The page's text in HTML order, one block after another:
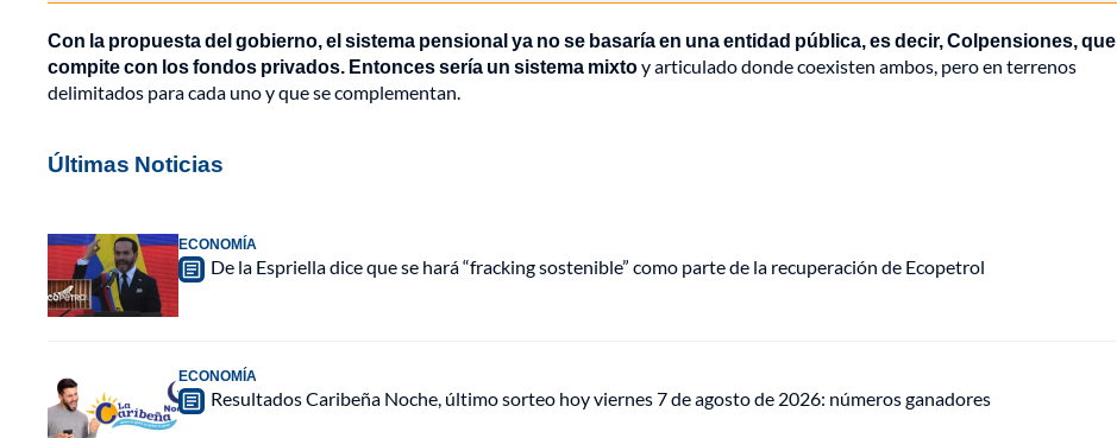
Con la propuesta del gobierno, el sistema pensional ya no se basaría en una entidad pública, es decir, Colpensiones, que
compite con los fondos privados. Entonces sería un sistema mixtoy articulado donde coexisten ambos, pero en terrenos
delimitados para cada uno y que se complementan.
Últimas Noticias
ECONOMÍA
De la Espriella dice que se hará “fracking sostenible” como parte de la recuperación de Ecopetrol
ECONOMÍA
Resultados Caribeña Noche, último sorteo hoy viernes 7 de agosto de 2026: números ganadores